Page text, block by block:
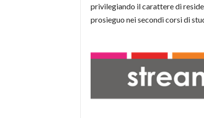
privilegiando il carattere di
prosieguo nei secondi corsi di